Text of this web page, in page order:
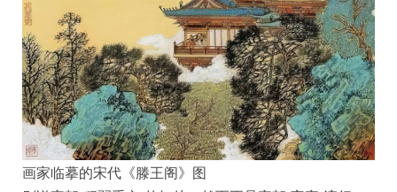
画家临摹的宋代《滕王阁》图